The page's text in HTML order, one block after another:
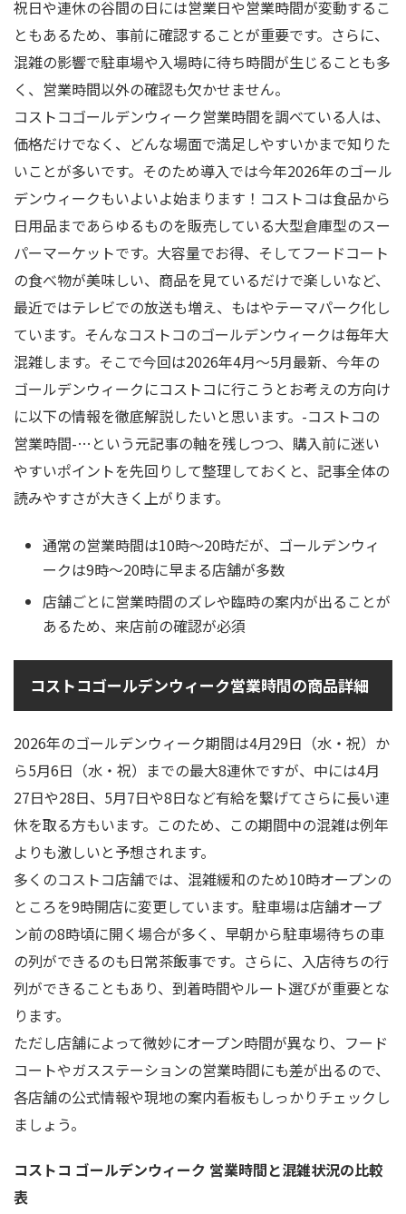
祝日や連休の谷間の日には営業日や営業時間が変動するこ
ともあるため、事前に確認することが重要です。さらに、
混雑の影響で駐車場や入場時に待ち時間が生じることも多
く、営業時間以外の確認も欠かせません。
コストコゴールデンウィーク営業時間を調べている人は、
価格だけでなく、どんな場面で満足しやすいかまで知りた
いことが多いです。そのため導入では今年2026年のゴール
デンウィークもいよいよ始まります！コストコは食品から
日用品まであらゆるものを販売している大型倉庫型のスー
パーマーケットです。大容量でお得、そしてフードコート
の食べ物が美味しい、商品を見ているだけで楽しいなど、
最近ではテレビでの放送も増え、もはやテーマパーク化し
ています。そんなコストコのゴールデンウィークは毎年大
混雑します。そこで今回は2026年4月〜5月最新、今年の
ゴールデンウィークにコストコに行こうとお考えの方向け
に以下の情報を徹底解説したいと思います。-コストコの
営業時間-…という元記事の軸を残しつつ、購入前に迷い
やすいポイントを先回りして整理しておくと、記事全体の
読みやすさが大きく上がります。
通常の営業時間は10時～20時だが、ゴールデンウィ
ークは9時～20時に早まる店舗が多数
店舗ごとに営業時間のズレや臨時の案内が出ることが
あるため、来店前の確認が必須
コストコゴールデンウィーク営業時間の商品詳細
2026年のゴールデンウィーク期間は4月29日（水・祝）か
ら5月6日（水・祝）までの最大8連休ですが、中には4月
27日や28日、5月7日や8日など有給を繋げてさらに長い連
休を取る方もいます。このため、この期間中の混雑は例年
よりも激しいと予想されます。
多くのコストコ店舗では、混雑緩和のため10時オープンの
ところを9時開店に変更しています。駐車場は店舗オープ
ン前の8時頃に開く場合が多く、早朝から駐車場待ちの車
の列ができるのも日常茶飯事です。さらに、入店待ちの行
列ができることもあり、到着時間やルート選びが重要とな
ります。
ただし店舗によって微妙にオープン時間が異なり、フード
コートやガスステーションの営業時間にも差が出るので、
各店舗の公式情報や現地の案内看板もしっかりチェックし
ましょう。
コストコ ゴールデンウィーク 営業時間と混雑状況の比較
表